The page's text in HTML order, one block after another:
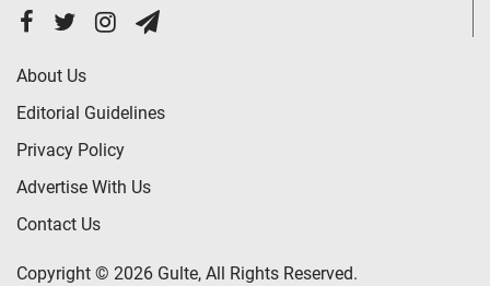
About Us
Editorial Guidelines
Privacy Policy
Advertise With Us
Contact Us
Copyright © 2026 Gulte, All Rights Reserved.